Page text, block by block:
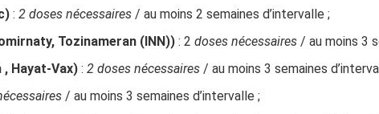
:2 doses nécessaires / au moins 2 semaines d’intervalle ;
Tozinameran (INN)) : 2 doses nécessaires / au moins 3
, Hayat-Vax):2 doses nécessaires / au moins 3 semaines
/ au moins 3 semaines d’intervalle ;